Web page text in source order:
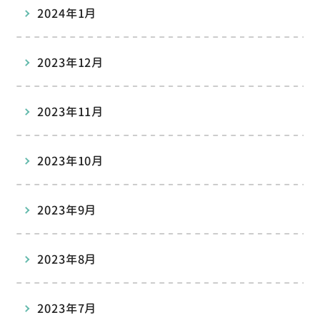
2024年1月
2023年12月
2023年11月
2023年10月
2023年9月
2023年8月
2023年7月